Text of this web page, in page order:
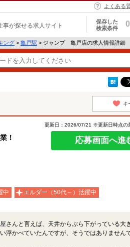
よくある
事が探せる求人サイト
保存した
検索条件
0
ング > 亀戸駅 > ジャンプ 亀戸店の求人情報詳細
キ
！
更新日：2026/07/21 ※更新日時点の
応募画面へ進
中 エルダー（50代～）活躍中
屋さんと言えば、天井からぶら下がっている大
浮かべていたんですが、そうではありません